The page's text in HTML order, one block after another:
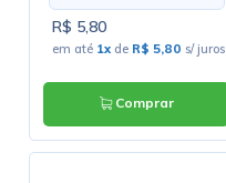
R$ 5,80
em até 1x de R$ 5,80 s/ juros
Comprar